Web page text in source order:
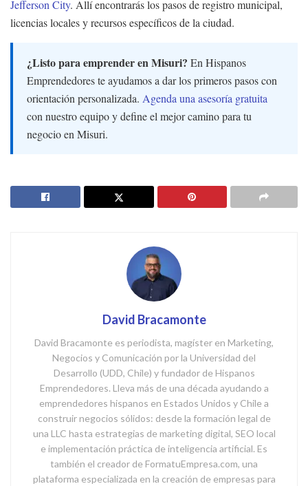
Jefferson City. Allí encontrarás los pasos de registro municipal,
licencias locales y recursos específicos de la ciudad.
¿Listo para emprender en Misuri? En Hispanos
Emprendedores te ayudamos a dar los primeros pasos con
orientación personalizada. Agenda una asesoría gratuita
con nuestro equipo y define el mejor camino para tu
negocio en Misuri.
David Bracamonte
David Bracamonte es periodista, magíster en Marketing,
Negocios y Comunicación por la Universidad del
Desarrollo (UDD, Chile) y fundador de Hispanos
Emprendedores. Lleva más de una década ayudando a
emprendedores hispanos en Estados Unidos y Chile a
construir negocios sólidos: desde la formación legal de
una LLC hasta estrategias de marketing digital, SEO local
e implementación práctica de inteligencia artificial. Es
también el creador de FormatuEmpresa.com, una
plataforma especializada en la creación de empresas para